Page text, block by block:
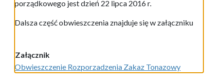
porządkowego jest dzień 22 lipca 2016 r.
Dalsza część obwieszczenia znajduje się w załączniku
Załącznik
Obwieszczenie Rozporzadzenia Zakaz Tonazowy